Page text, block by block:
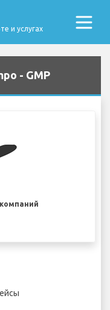
и услугах
- GMP